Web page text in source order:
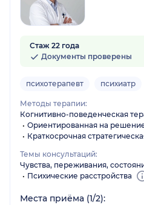
Стаж 22 года
Документы проверены
психотерапевт психиатр
Методы терапии:
Когнитивно-поведенческая
Ориентированная на
Краткосрочная
Темы консультаций:
Чувства, переживания,
Психические расстройства
Места приёма (1/2):